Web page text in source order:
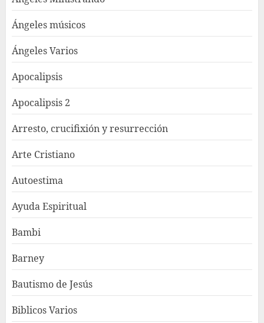
Ángeles músicos
Ángeles Varios
Apocalipsis
Apocalipsis 2
Arresto, crucifixión y resurrección
Arte Cristiano
Autoestima
Ayuda Espiritual
Bambi
Barney
Bautismo de Jesús
Biblicos Varios